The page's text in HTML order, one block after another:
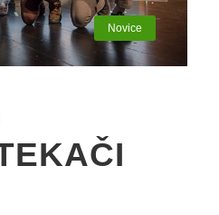
Novice